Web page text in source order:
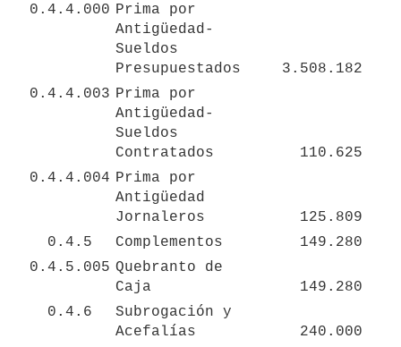
0.4.4.000 Prima por
Antigüedad-
Sueldos
Presupuestados
3.508.182
0.4.4.003 Prima por
Antigüedad-
Sueldos
Contratados
110.625
0.4.4.004 Prima por
Antigüedad
Jornaleros
125.809
0.4.5
Complementos
149.280
0.4.5.005 Quebranto de
Caja
149.280
0.4.6
Subrogación y
Acefalías
240.000